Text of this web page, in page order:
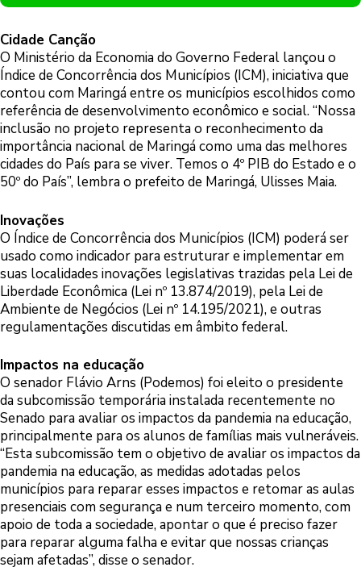
Cidade Canção
O Ministério da Economia do Governo Federal lançou o
Índice de Concorrência dos Municípios (ICM), iniciativa que
contou com Maringá entre os municípios escolhidos como
referência de desenvolvimento econômico e social. “Nossa
inclusão no projeto representa o reconhecimento da
importância nacional de Maringá como uma das melhores
cidades do País para se viver. Temos o 4º PIB do Estado e o
50º do País”, lembra o prefeito de Maringá, Ulisses Maia.
Inovações
O Índice de Concorrência dos Municípios (ICM) poderá ser
usado como indicador para estruturar e implementar em
suas localidades inovações legislativas trazidas pela Lei de
Liberdade Econômica (Lei nº 13.874/2019), pela Lei de
Ambiente de Negócios (Lei nº 14.195/2021), e outras
regulamentações discutidas em âmbito federal.
Impactos na educação
O senador Flávio Arns (Podemos) foi eleito o presidente
da subcomissão temporária instalada recentemente no
Senado para avaliar os impactos da pandemia na educação,
principalmente para os alunos de famílias mais vulneráveis.
“Esta subcomissão tem o objetivo de avaliar os impactos da
pandemia na educação, as medidas adotadas pelos
municípios para reparar esses impactos e retomar as aulas
presenciais com segurança e num terceiro momento, com
apoio de toda a sociedade, apontar o que é preciso fazer
para reparar alguma falha e evitar que nossas crianças
sejam afetadas”, disse o senador.